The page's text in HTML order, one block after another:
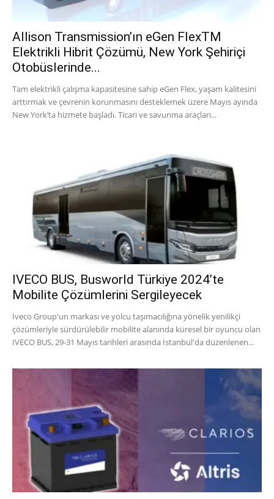
Allison Transmission’ın eGen FlexTM
Elektrikli Hibrit Çözümü, New York Şehiriçi
Otobüslerinde...
Tam elektrikli çalışma kapasitesine sahip eGen Flex, yaşam kalitesini
arttırmak ve çevrenin korunmasını desteklemek üzere Mayıs ayında
New York’ta hizmete başladı. Ticari ve savunma araçları...
IVECO BUS, Busworld Türkiye 2024’te
Mobilite Çözümlerini Sergileyecek
Iveco Group'un markası ve yolcu taşımacılığına yönelik yenilikçi
çözümleriyle sürdürülebilir mobilite alanında küresel bir oyuncu olan
IVECO BUS, 29-31 Mayıs tarihleri arasında İstanbul'da düzenlenen...